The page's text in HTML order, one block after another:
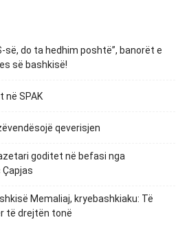
së, do ta hedhim poshtë”, banorët e
së bashkisë!
në SPAK
qeverisjen
goditet në befasi nga
Memaliaj, kryebashkiaku: Të
të drejtën tonë